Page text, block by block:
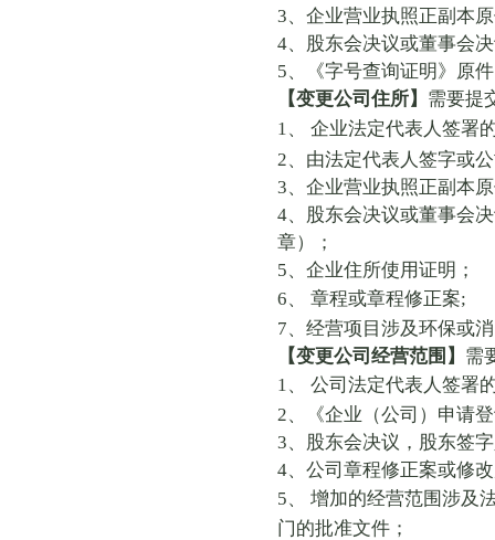
3、企业营业执照正副本
4、股东会决议或董事会
5、《字号查询证明》原件
【变更公司住所】 需要提
1、
企业法定代表人签署
2、由法定代表人签字或
3、企业营业执照正副本
4、股东会决议或董事会
章）；
5、企业住所使用证明；
6、 章程或章程修正案;
7、经营项目涉及环保或
【变更公司经营范围】 需
1、
公司法定代表人签署
2、《企业（公司）申请
3、股东会决议，股东签
4、公司章程修正案或修
5、
增加的经营范围涉及
门的批准文件；